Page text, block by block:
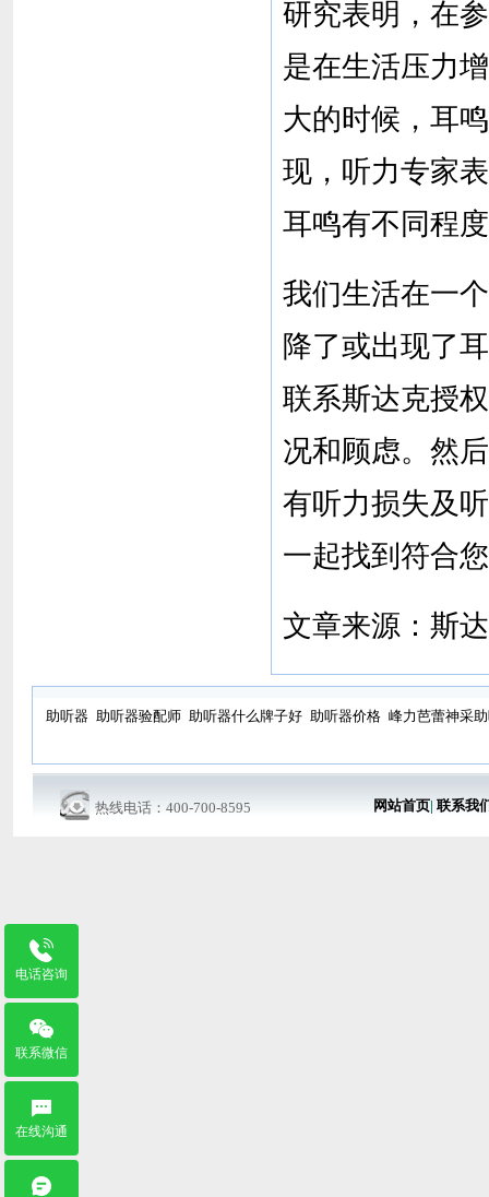
研究表明，在
是在生活压力
大的时候，耳
现，听力专家
耳鸣有不同程
我们生活在一
降了或出现了
联系斯达克授
况和顾虑。然
有听力损失及
一起找到符合
文章来源：斯
助听器 助听器验配师 助听器什么牌子好 助听器价格 峰力芭蕾神采
热线电话：400-700-8595 网站首页| 联系我
电话咨询
联系微信
在线沟通